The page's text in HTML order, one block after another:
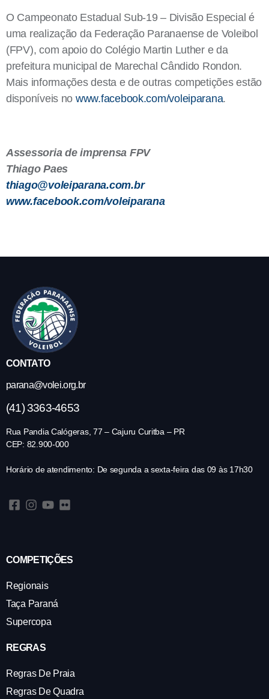
O Campeonato Estadual Sub-19 – Divisão Especial é
uma realização da Federação Paranaense de Voleibol
(FPV), com apoio do Colégio Martin Luther e da
prefeitura municipal de Marechal Cândido Rondon.
Mais informações desta e de outras competições estão
disponíveis no www.facebook.com/voleiparana.
Assessoria de imprensa FPV
Thiago Paes
thiago@voleiparana.com.br
www.facebook.com/voleiparana
CONTATO
parana@volei.org.br
(41) 3363-4653
Rua Pandia Calógeras, 77 – Cajuru Curitba – PR
CEP: 82.900-000
Horário de atendimento: De segunda a sexta-feira das 09 às 17h30
COMPETIÇÕES
Regionais
Taça Paraná
Supercopa
REGRAS
Regras De Praia
Regras De Quadra